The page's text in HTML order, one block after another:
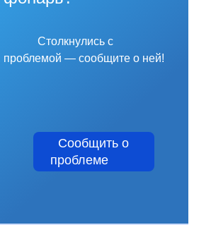
Столкнулись с
проблемой — сообщите о ней!
Сообщить о
проблеме